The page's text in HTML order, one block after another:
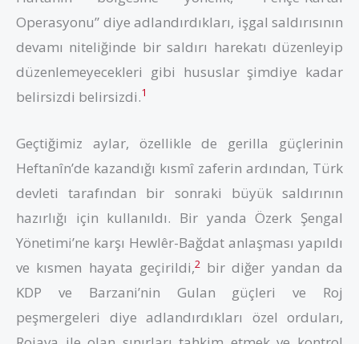
Operasyonu” diye adlandırdıkları, işgal saldırısının
devamı niteliğinde bir saldırı harekatı düzenleyip
düzenlemeyecekleri gibi hususlar şimdiye kadar
belirsizdi belirsizdi.1
Geçtiğimiz aylar, özellikle de gerilla güçlerinin
Heftanîn’de kazandığı kısmî zaferin ardından, Türk
devleti tarafından bir sonraki büyük saldırının
hazırlığı için kullanıldı. Bir yanda Özerk Şengal
Yönetimi’ne karşı Hewlêr-Bağdat anlaşması yapıldı
ve kısmen hayata geçirildi,2bir diğer yandan da
KDP ve Barzani’nin Gulan güçleri ve Roj
peşmergeleri diye adlandırdıkları özel orduları,